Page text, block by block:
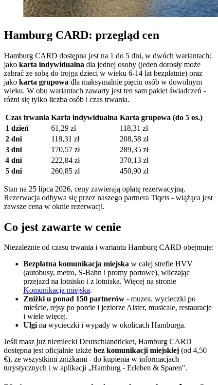
Hamburg CARD: przegląd cen
Hamburg CARD dostępna jest na 1 do 5 dni, w dwóch wariantach:
jako karta indywidualna dla jednej osoby (jeden dorosły może
zabrać ze sobą do trojga dzieci w wieku 6-14 lat bezpłatnie) oraz
jako karta grupowa dla maksymalnie pięciu osób w dowolnym
wieku. W obu wariantach zawarty jest ten sam pakiet świadczeń -
różni się tylko liczba osób i czas trwania.
Czas trwania Karta indywidualna Karta grupowa (do 5 os.)
1 dzień
61,29 zł
118,31 zł
2 dni
118,31 zł
208,58 zł
3 dni
170,57 zł
289,35 zł
4 dni
222,84 zł
370,13 zł
5 dni
260,85 zł 450,90 zł
Stan na 25 lipca 2026, ceny zawierają opłatę rezerwacyjną.
Rezerwacja odbywa się przez naszego partnera Tiqets - wiążąca jest
zawsze cena w oknie rezerwacji.
Co jest zawarte w cenie
Niezależnie od czasu trwania i wariantu Hamburg CARD obejmuje:
Bezpłatna komunikacja miejska w całej strefie HVV
(autobusy, metro, S-Bahn i promy portowe), wliczając
przejazd na lotnisko i z lotniska. Więcej na stronie
Komunikacja miejska.
Zniżki u ponad 150 partnerów - muzea, wycieczki po
mieście, rejsy po porcie i jeziorze Alster, musicale, restauracje
i wiele więcej.
Ulgina wycieczki i wypady w okolicach Hamburga.
Jeśli masz już niemiecki Deutschlandticket, Hamburg CARD
dostępna jest oficjalnie także bez komunikacji miejskiej (od 4,50
€), ze wszystkimi zniżkami - do kupienia w informacjach
turystycznych i w aplikacji „Hamburg - Erleben & Sparen".